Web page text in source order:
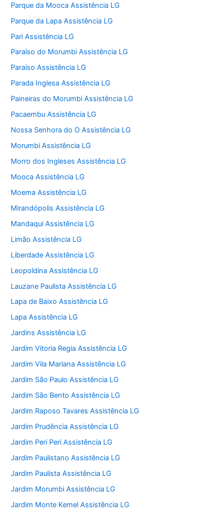
Parque da Mooca Assistência LG
Parque da Lapa Assistência LG
Pari Assistência LG
Paraíso do Morumbi Assistência LG
Paraíso Assistência LG
Parada Inglesa Assistência LG
Paineiras do Morumbi Assistência LG
Pacaembu Assistência LG
Nossa Senhora do O Assistência LG
Morumbi Assistência LG
Morro dos Ingleses Assistência LG
Mooca Assistência LG
Moema Assistência LG
Mirandópolis Assistência LG
Mandaqui Assistência LG
Limão Assistência LG
Liberdade Assistência LG
Leopoldina Assistência LG
Lauzane Paulista Assistência LG
Lapa de Baixo Assistência LG
Lapa Assistência LG
Jardins Assistência LG
Jardim Vitoria Regia Assistência LG
Jardim Vila Mariana Assistência LG
Jardim São Paulo Assistência LG
Jardim São Bento Assistência LG
Jardim Raposo Tavares Assistência LG
Jardim Prudência Assistência LG
Jardim Peri Peri Assistência LG
Jardim Paulistano Assistência LG
Jardim Paulista Assistência LG
Jardim Morumbi Assistência LG
Jardim Monte Kemel Assistência LG